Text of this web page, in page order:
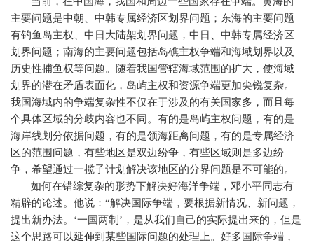
主要问题是中朝、中韩专属经济区划界问题；东海的主要问题
有钓鱼岛主权、中日大陆架划界问题，中日、中韩专属经济区
划界问题；南海的主要问题包括岛礁主权争端和海域划界以及
历史性捕鱼权等问题。随着我国管辖海域范围的扩大，使海域
划界的潜在矛盾表面化，岛屿主权和资源争端更加尖锐复杂。
我国海域内的争端复杂性不仅在于涉及的有关国家多，而且每
个具体区域的分歧内容也不同。有的是岛屿主权问题，有的是
海岸线划分依据问题，有的是领海距离问题，有的是专属经济
区的范围问题，有些地区是双边纷争，有些区域则是多边纷
争，希望通过一揽子计划解决该地区的分界问题是不可能的。
如何在错综复杂的形势下解决好海洋争端，邓小平同志有
精辟的论述。他说：“解决国际争端，要根据新情况、新问题，
提出新办法。‘一国两制’，是从我们自己的实际提出来的，但是
这个思路可以延伸到某些国际问题的处理上。好多国际争端，